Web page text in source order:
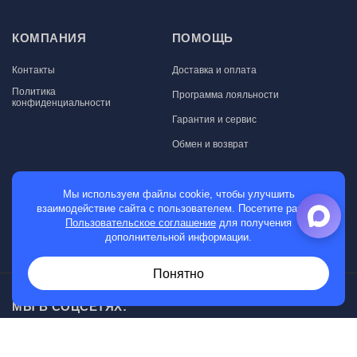
КОМПАНИЯ
Контакты
Политика
конфиденциальности
ПОМОЩЬ
Доставка и оплата
Программа лояльности
Гарантия и сервис
Обмен и возврат
МАГАЗИН
Мужские часы
МЫ В СОЦСЕТЯХ:
Мы используем файлы cookie, чтобы улучшить
взаимодействие сайта с пользователем. Посетите раздел
Пользовательское соглашение для получения
дополнительной информации.
Понятно